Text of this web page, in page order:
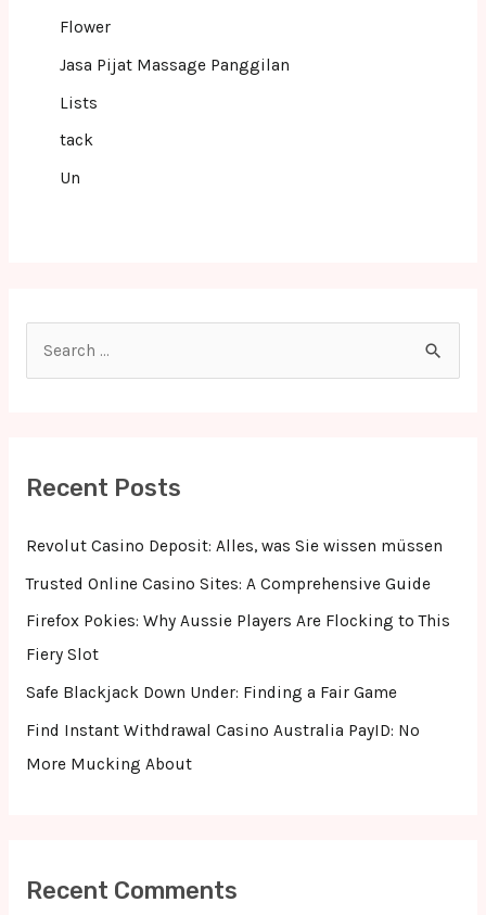
Flower
Jasa Pijat Massage Panggilan
Lists
tack
Un
f
Recent Posts
Revolut Casino Deposit: Alles, was Sie wissen müssen
Trusted Online Casino Sites: A Comprehensive Guide
Firefox Pokies: Why Aussie Players Are Flocking to This
Fiery Slot
Safe Blackjack Down Under: Finding a Fair Game
Find Instant Withdrawal Casino Australia PayID: No
More Mucking About
Recent Comments